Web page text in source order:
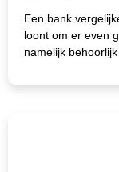
Een bank
loont om er even
namelijk